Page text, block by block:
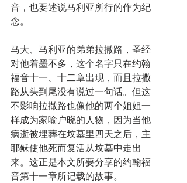
音，也要述说马利亚所行的作为纪
念。
马大、马利亚的弟弟拉撒路，圣经
对他着墨不多，这个名字只在约翰
福音十一、十二章出现，而且拉撒
路从头到尾没有说过一句话。但这
不影响拉撒路也像他的两个姐姐一
样成为家喻户晓的人物，因为当他
病逝被埋葬在坟墓里四天之后，主
耶稣使他死而复活从坟墓中走出
来。这正是本文所要分享的约翰福
音第十一章所记载的故事。